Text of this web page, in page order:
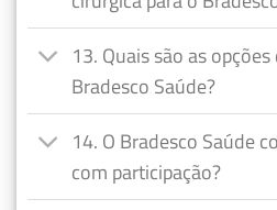
13. Quais são as
Bradesco Saúde?
14. O Bradesco Saúde
com participação?